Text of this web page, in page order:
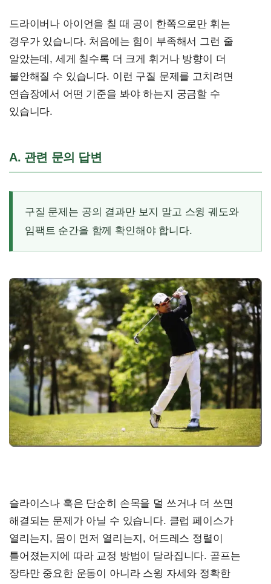
드라이버나 아이언을 칠 때 공이 한쪽으로만 휘는
경우가 있습니다. 처음에는 힘이 부족해서 그런 줄
알았는데, 세게 칠수록 더 크게 휘거나 방향이 더
불안해질 수 있습니다. 이런 구질 문제를 고치려면
연습장에서 어떤 기준을 봐야 하는지 궁금할 수
있습니다.
A. 관련 문의 답변
구질 문제는 공의 결과만 보지 말고 스윙 궤도와
임팩트 순간을 함께 확인해야 합니다.
슬라이스나 훅은 단순히 손목을 덜 쓰거나 더 쓰면
해결되는 문제가 아닐 수 있습니다. 클럽 페이스가
열리는지, 몸이 먼저 열리는지, 어드레스 정렬이
틀어졌는지에 따라 교정 방법이 달라집니다. 골프는
장타만 중요한 운동이 아니라 스윙 자세와 정확한